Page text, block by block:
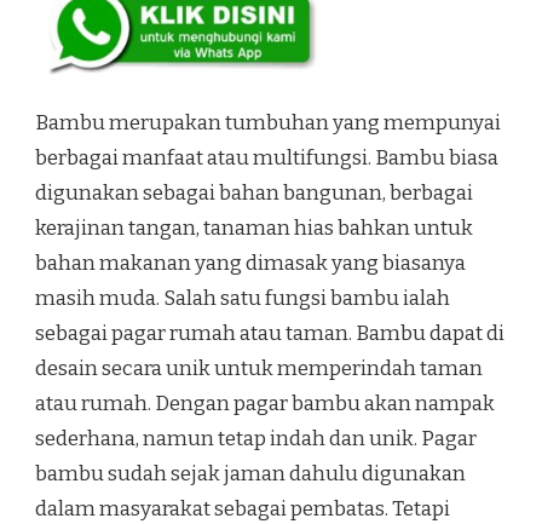
Bambu merupakan tumbuhan yang mempunyai
berbagai manfaat atau multifungsi. Bambu biasa
digunakan sebagai bahan bangunan, berbagai
kerajinan tangan, tanaman hias bahkan untuk
bahan makanan yang dimasak yang biasanya
masih muda. Salah satu fungsi bambu ialah
sebagai pagar rumah atau taman. Bambu dapat di
desain secara unik untuk memperindah taman
atau rumah. Dengan pagar bambu akan nampak
sederhana, namun tetap indah dan unik. Pagar
bambu sudah sejak jaman dahulu digunakan
dalam masyarakat sebagai pembatas. Tetapi